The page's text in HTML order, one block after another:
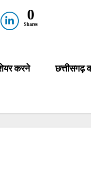
0
Shares
छत्तीसगढ़
करने